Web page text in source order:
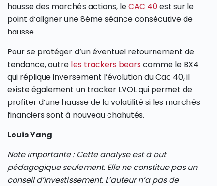
hausse des marchés actions, leCAC 40est sur le
point d’aligner une 8ème séance consécutive de
hausse.
Pour se protéger d’un éventuel retournement de
tendance, outre les trackers bears comme le BX4
qui réplique inversement l’évolution du Cac 40, il
existe également un tracker LVOL qui permet de
profiter d’une hausse de la volatilité si les marchés
financiers sont à nouveau chahutés.
Louis Yang
Note importante : Cette analyse est à but
pédagogique seulement. Elle ne constitue pas un
conseil d’investissement. L’auteur n’a pas de